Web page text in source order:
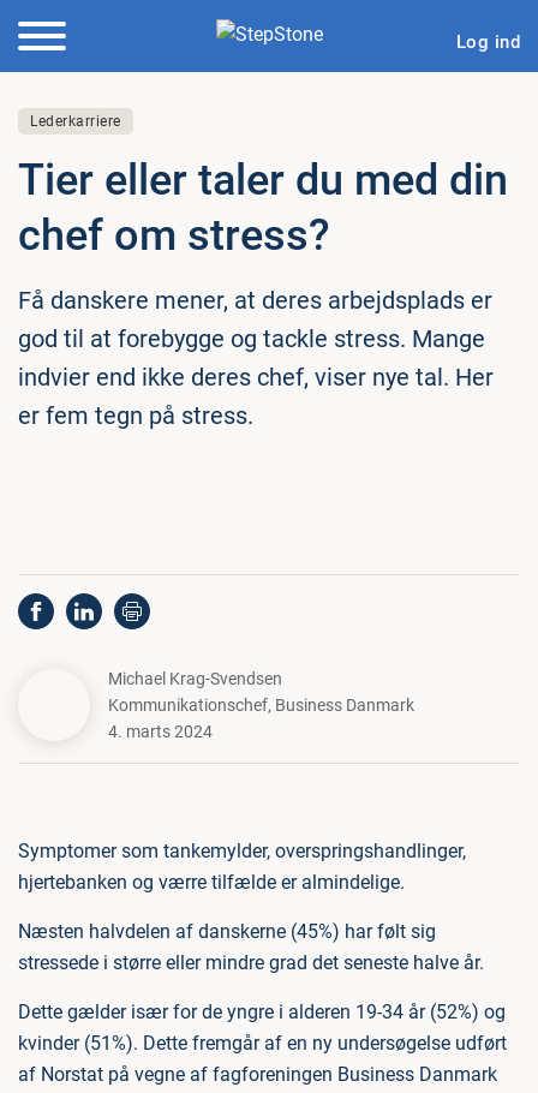
Log ind
Lederkarriere
Tier eller taler du med din
chef om stress?
Få danskere mener, at deres arbejdsplads er
god til at forebygge og tackle stress. Mange
indvier end ikke deres chef, viser nye tal. Her
er fem tegn på stress.
Michael Krag-Svendsen
Kommunikationschef, Business Danmark
4. marts 2024
Symptomer som tankemylder, overspringshandlinger,
hjertebanken og værre tilfælde er almindelige.
Næsten halvdelen af danskerne (45%) har følt sig
stressede i større eller mindre grad det seneste halve år.
Dette gælder især for de yngre i alderen 19-34 år (52%) og
kvinder (51%). Dette fremgår af en ny undersøgelse udført
af Norstat på vegne af fagforeningen Business Danmark